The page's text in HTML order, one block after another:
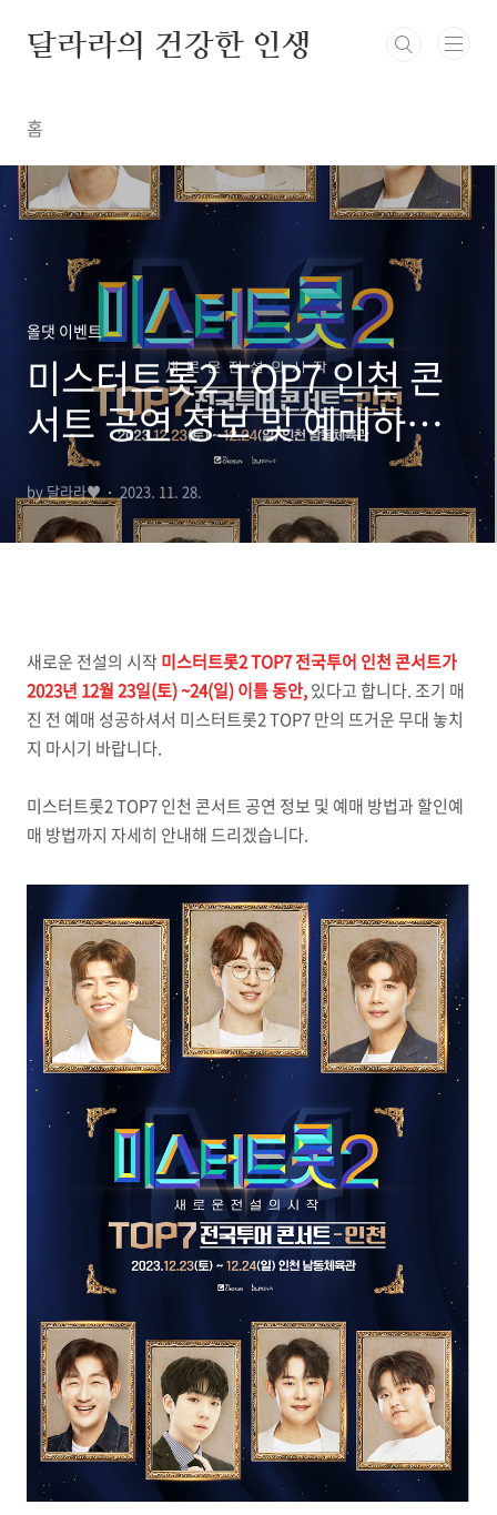
달라라의 건강한 인생
홈
올댓 이벤트
미스터트롯2 TOP7 인천 콘
서트 공연 정보 및 예매하기,
할인 예매 방법
by 달라라♥ 2023. 11. 28.
새로운 전설의 시작미스터트롯2 TOP7 전국투어 인천 콘서트가
2023년 12월 23일(토) ~24(일) 이틀 동안,있다고 합니다. 조기 매
진 전 예매 성공하셔서 미스터트롯2 TOP7 만의 뜨거운 무대 놓치
지 마시기 바랍니다.
미스터트롯2 TOP7 인천 콘서트 공연 정보 및 예매 방법과 할인예
매 방법까지 자세히 안내해 드리겠습니다.